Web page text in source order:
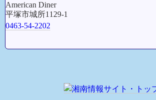
American Diner
平塚市城所1129-1
0463-54-2202